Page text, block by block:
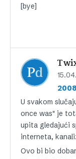
[bye]
2008
U svakom
once was" je
upita gledajući
interneta,
Ovo bi bio